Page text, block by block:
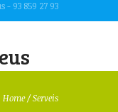
93 859 27 93
Home/Serveis